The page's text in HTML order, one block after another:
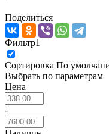
Поделиться
Фильтр1
Сортировка По
Выбрать по параметрам
Цена
-